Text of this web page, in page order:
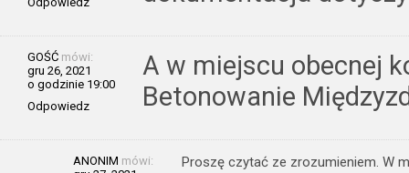
GOŚĆ mówi:
gru 26, 2021
o godzinie 19:00
Odpowiedz
A w miejscu obecnej
Betonowanie
ANONIM mówi:
Proszę czytać ze zrozumieniem. W